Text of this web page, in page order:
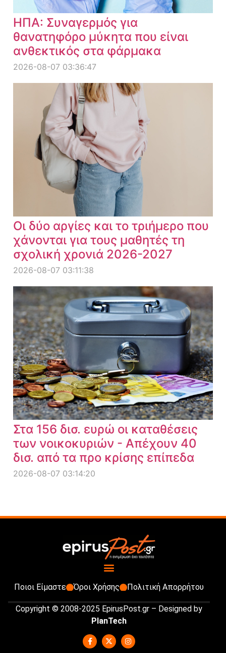
ΗΠΑ: Συναγερμός για
θανατηφόρο μύκητα που είναι
ανθεκτικός στα φάρμακα
2026-08-07 03:36:47
Οι δύο αργίες και το τριήμερο που
χάνονται για τους μαθητές τη
σχολική χρονιά 2026-2027
2026-08-07 03:11:38
Στα 156 δισ. ευρώ οι καταθέσεις
των νοικοκυριών - Απέχουν 40
δισ. από τα προ κρίσης επίπεδα
2026-08-07 03:14:20
Ποιοι Είμαστε Όροι Χρήσης Πολιτική Απορρήτου
Copyright © 2008-2025 EpirusPost.gr – Designed by
PlanTech